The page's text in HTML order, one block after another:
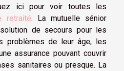
ici pour voir toutes les
retraité. La mutuelle sénior
de secours pour les
problèmes de leur âge, les
assurance pouvant couvrir
sanitaires ou presque. La